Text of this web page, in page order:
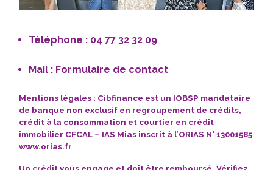
Téléphone : 04 77 32 32 09
Mail : Formulaire de contact
Mentions légales : Cibfinance est un IOBSP mandataire
de banque non exclusif en regroupement de crédits,
crédit à la consommation et courtier en crédit
immobilier CFCAL – IAS Mias inscrit à l’ORIAS N° 13001585
www.orias.fr
Un crédit vous engage et doit être remboursé.Vérifiez